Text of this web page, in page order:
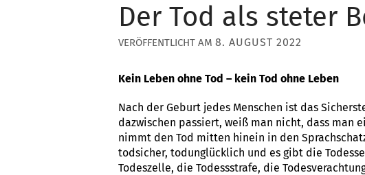
Der Tod als steter
8. AUGUST 2022
Kein Leben ohne Tod – kein Tod ohne Leben
Nach der Geburt jedes Menschen ist das
dazwischen passiert, weiß man nicht, dass man
nimmt den Tod mitten hinein in den
todsicher, todunglücklich und es gibt die
Todeszelle, die Todessstrafe, die